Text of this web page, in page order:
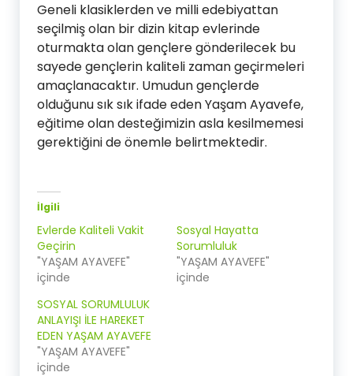
Geneli klasiklerden ve milli edebiyattan
seçilmiş olan bir dizin kitap evlerinde
oturmakta olan gençlere gönderilecek bu
sayede gençlerin kaliteli zaman geçirmeleri
amaçlanacaktır. Umudun gençlerde
olduğunu sık sık ifade eden Yaşam Ayavefe,
eğitime olan desteğimizin asla kesilmemesi
gerektiğini de önemle belirtmektedir.
İlgili
Evlerde Kaliteli Vakit
Geçirin
"YAŞAM AYAVEFE"
içinde
Sosyal Hayatta
Sorumluluk
"YAŞAM AYAVEFE"
içinde
SOSYAL SORUMLULUK
ANLAYIŞI İLE HAREKET
EDEN YAŞAM AYAVEFE
"YAŞAM AYAVEFE"
içinde